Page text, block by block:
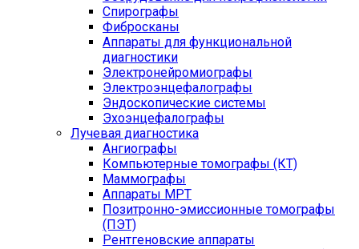
Спирографы
Фибросканы
Аппараты для функциональной
диагностики
Электронейромиографы
Электроэнцефалографы
Эндоскопические системы
Эхоэнцефалографы
Лучевая диагностика
Ангиографы
Компьютерные томографы (КТ)
Маммографы
Аппараты МРТ
Позитронно-эмиссионные томографы
(ПЭТ)
Рентгеновские аппараты